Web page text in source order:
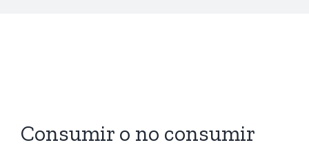
Consumir o no consumir